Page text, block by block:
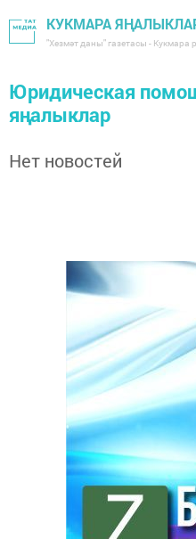
КУКМАРА
"Хезмәт даны" газетасы - Кукмара
Юридическая
яңалыклар
Нет новостей